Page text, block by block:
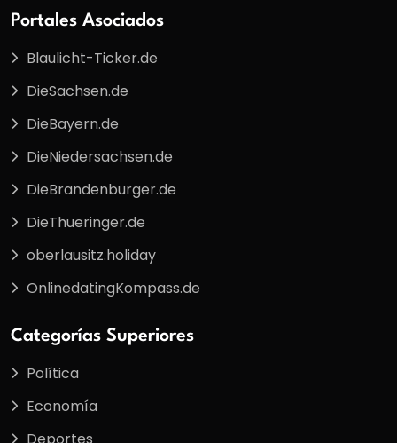
Portales Asociados
Blaulicht-Ticker.de
DieSachsen.de
DieBayern.de
DieNiedersachsen.de
DieBrandenburger.de
DieThueringer.de
oberlausitz.holiday
OnlinedatingKompass.de
Categorías Superiores
Política
Economía